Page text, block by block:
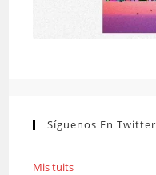
Síguenos En Twitter
Mis tuits